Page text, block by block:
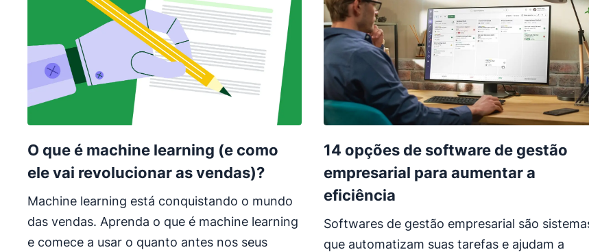
O que é machine learning (e como
ele vai revolucionar as vendas)?
Machine learning está conquistando o mundo
das vendas. Aprenda o que é machine learning
e comece a usar o quanto antes nos seus
14 opções de software de gestão
empresarial para aumentar a
eficiência
Softwares de gestão empresarial são
que automatizam suas tarefas e ajudam a